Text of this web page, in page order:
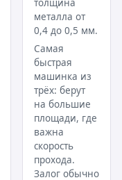
металла от
0,4 до 0,5 мм.
Самая
быстрая
машинка из
трёх: берут
на большие
площади, где
важна
скорость
прохода.
Залог обычно